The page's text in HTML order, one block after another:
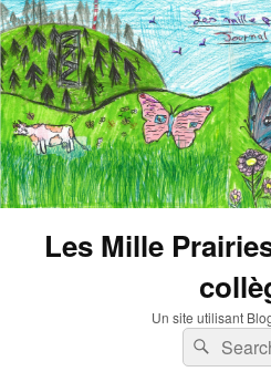
Les Mille
Un site utilisant
Search
for:
Search